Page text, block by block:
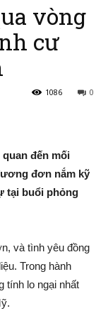
vòng
cư
0
1086
đến mối
đơn nắm kỹ
tại buổi phỏng
và tình yêu đồng
Trong hành
tính lo ngại nhất